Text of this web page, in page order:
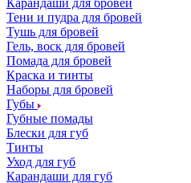
Карандаши для бровей
Тени и пудра для бровей
Тушь для бровей
Гель, воск для бровей
Помада для бровей
Краска и тинты
Наборы для бровей
Губы
Губные помады
Блески для губ
Тинты
Уход для губ
Карандаши для губ